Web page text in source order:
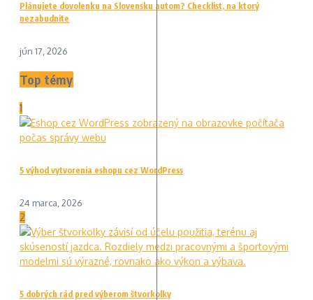
Plánujete dovolenku na Slovensku autom? Checklist, na ktorý
nezabudnite
jún 17, 2026
Top témy
1
5 výhod vytvorenia eshopu cez WordPress
24 marca, 2026
2
5 dobrých rád pred výberom štvorkolky